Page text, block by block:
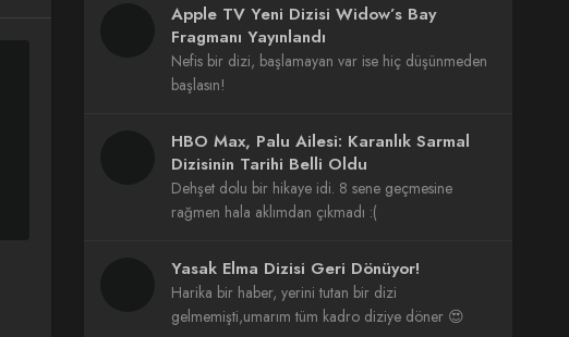
Apple TV Yeni Dizisi Widow’s Bay
Fragmanı Yayınlandı
Nefis bir dizi, başlamayan var ise hiç düşünmeden
başlasın!
HBO Max, Palu Ailesi: Karanlık Sarmal
Dizisinin Tarihi Belli Oldu
Dehşet dolu bir hikaye idi. 8 sene geçmesine
rağmen hala aklımdan çıkmadı :(
Yasak Elma Dizisi Geri Dönüyor!
Harika bir haber, yerini tutan bir dizi
gelmemişti,umarım tüm kadro diziye döner 😍